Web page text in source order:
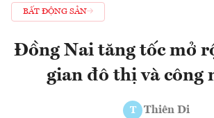
BẤT ĐỘNG SẢN
Đồng Nai tăng tốc mở
gian đô thị và công
T Thiên Di